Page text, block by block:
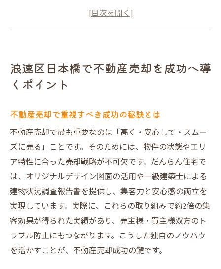
大阪市エリアで不動産売却が注目される理
不動産売却の査定比較で安心のパートナー
選び
方法
信頼できる不動産買取業者の見極め方とポ
イント
高値売却を目指すなら知りたい不動産売却の極
意
不動産売却で高値を引き出すための戦略
大阪市の不動産買取業者が狙い目な理由
ランキングを活用した不動産売却の業者比
較術
浪速区日本橋で不動産売却を成功へ導
くポイント
不動産売却で重視すべき成功の秘訣とは
不動産売却で最も重要なのは「高く・安心して・スムー
ズに売る」ことです。そのためには、物件の状態やエリ
ア特性に合った売却戦略が不可欠です。だんらん住宅で
は、オリジナルデザイン図面の活用や一級建築士による
建物状況調査報告書を提供し、集客力と安心感の両立を
実現しています。実際に、これらの取り組みで約2倍の集
客効果が得られた実績があり、売主様・買主様双方のト
ラブル防止にもつながります。こうした独自のノウハウ
を活かすことが、不動産売却成功の鍵です。